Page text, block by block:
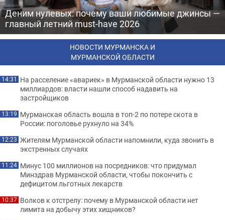
Деним нулевых: почему ваши любимые джинсы —
главный летний must-have 2026
НОВОСТИ МУРМАНСКА И
МУРМАНСКОЙ ОБЛАСТИ
14:31 На расселение «авариек» в Мурманской области нужно 13
миллиардов: власти нашли способ надавить на
застройщиков
13:19 Мурманская область вошла в топ-2 по потере скота в
России: поголовье рухнуло на 34%
12:23 Жителям Мурманской области напомнили, куда звонить в
экстренных случаях
11:24 Минус 100 миллионов на посредников: что придумал
Минздрав Мурманской области, чтобы покончить с
дефицитом льготных лекарств
10:37 Волков к отстрелу: почему в Мурманской области нет
лимита на добычу этих хищников?